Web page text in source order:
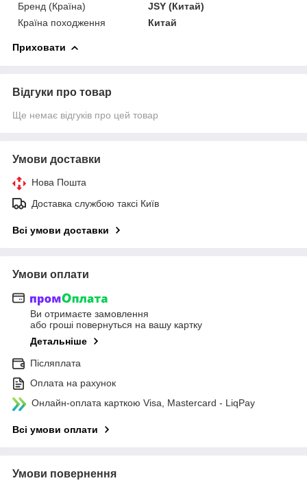
Бренд (Країна)
JSY (Китай)
Країна походження
Китай
Приховати
Відгуки про товар
Ще немає відгуків про цей товар
Умови доставки
Нова Пошта
Доставка службою таксі Київ
Всі умови доставки
Умови оплати
Ви отримаєте замовлення
або гроші повернуться на вашу картку
Детальніше
Післяплата
Оплата на рахунок
Онлайн-оплата карткою Visa, Mastercard - LiqPay
Всі умови оплати
Умови повернення